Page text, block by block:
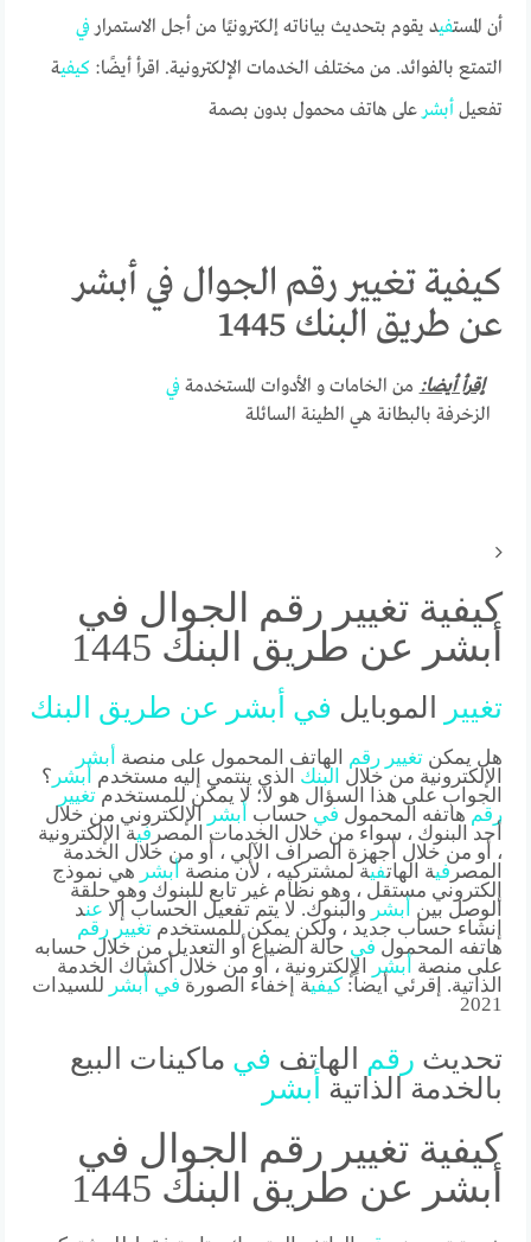
أن المستفيد يقوم بتحديث بياناته إلكترونيًا من أجل الاستمرارفي
التمتع بالفوائد. من مختلف الخدمات الإلكترونية. اقرأ أيضًا:كيفية
تفعيل أبشرعلى هاتف محمول بدون بصمة
كيفية تغيير رقم الجوال في أبشر
عن طريق البنك 1445
إقرأ أيضا: من الخامات و الأدوات المستخدمةفي
الزخرفة بالبطانة هي الطينة السائلة
كيفية تغيير رقم الجوال في
أبشر عن طريق البنك 1445
تغيير الموبايل في أبشر عن طريق البنك
هل يمكنتغيير رقم الهاتف المحمول على منصة
أبشر
الإلكترونية من خلال
البنك الذي ينتمي إليه مستخدم أبشر ؟
الجواب على هذا السؤال هو لا؛ لا يمكن للمستخدمتغيير
رقم هاتفه المحمول في حساب أبشر
الإلكتروني من خلال
أحد البنوك ، سواء من خلال الخدمات المصر فية الإلكترونية
، أو من خلال أجهزة الصراف الآلي ، أو من خلال الخدمة
المصر فية الهاتفية لمشتركيه ، لأن منصة أبشر
هي نموذج
إلكتروني مستقل ، وهو نظام غير تابع للبنوك وهو حلقة
الوصل بين
أبشر والبنوك. لا يتم تفعيل الحساب إلا عند
إنشاء حساب جديد ، ولكن يمكن للمستخدمتغيير رقم
هاتفه المحمول في حالة الضياع أو التعديل من خلال حسابه
على منصة
أبشر
الإلكترونية ، أو من خلال أكشاك الخدمة
الذاتية. إقرئي أيضاً:كيفية إخفاء الصورة في أبشر
للسيدات
2021
تحديث رقم الهاتف في ماكينات البيع
بالخدمة الذاتية
أبشر
كيفية تغيير رقم الجوال في
أبشر عن طريق البنك 1445